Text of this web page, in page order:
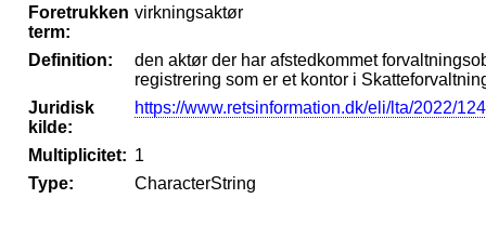
Foretrukken
term:
virkningsaktør
Definition:
den aktør der har afstedkommet
registrering som er et kontor i
Juridisk
kilde:
https://www.retsinformation.dk/eli/lta/2022/
Multiplicitet: 1
Type:
CharacterString